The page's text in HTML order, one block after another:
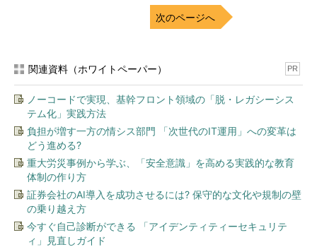
次のページへ
関連資料（ホワイトペーパー） PR
ノーコードで実現、基幹フロント領域の「脱・レガシーシス
テム化」実践方法
負担が増す一方の情シス部門 「次世代のIT運用」への変革は
どう進める?
重大労災事例から学ぶ、「安全意識」を高める実践的な教育
体制の作り方
証券会社のAI導入を成功させるには? 保守的な文化や規制の壁
の乗り越え方
今すぐ自己診断ができる 「アイデンティティーセキュリテ
ィ」見直しガイド